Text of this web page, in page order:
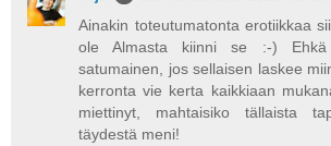
Ainakin toteutumatonta erotiikkaa
ole Almasta kiinni se :-)
satumainen, jos sellaisen laskee
kerronta vie kerta kaikkiaan
miettinyt, mahtaisiko tällaista
täydestä meni!